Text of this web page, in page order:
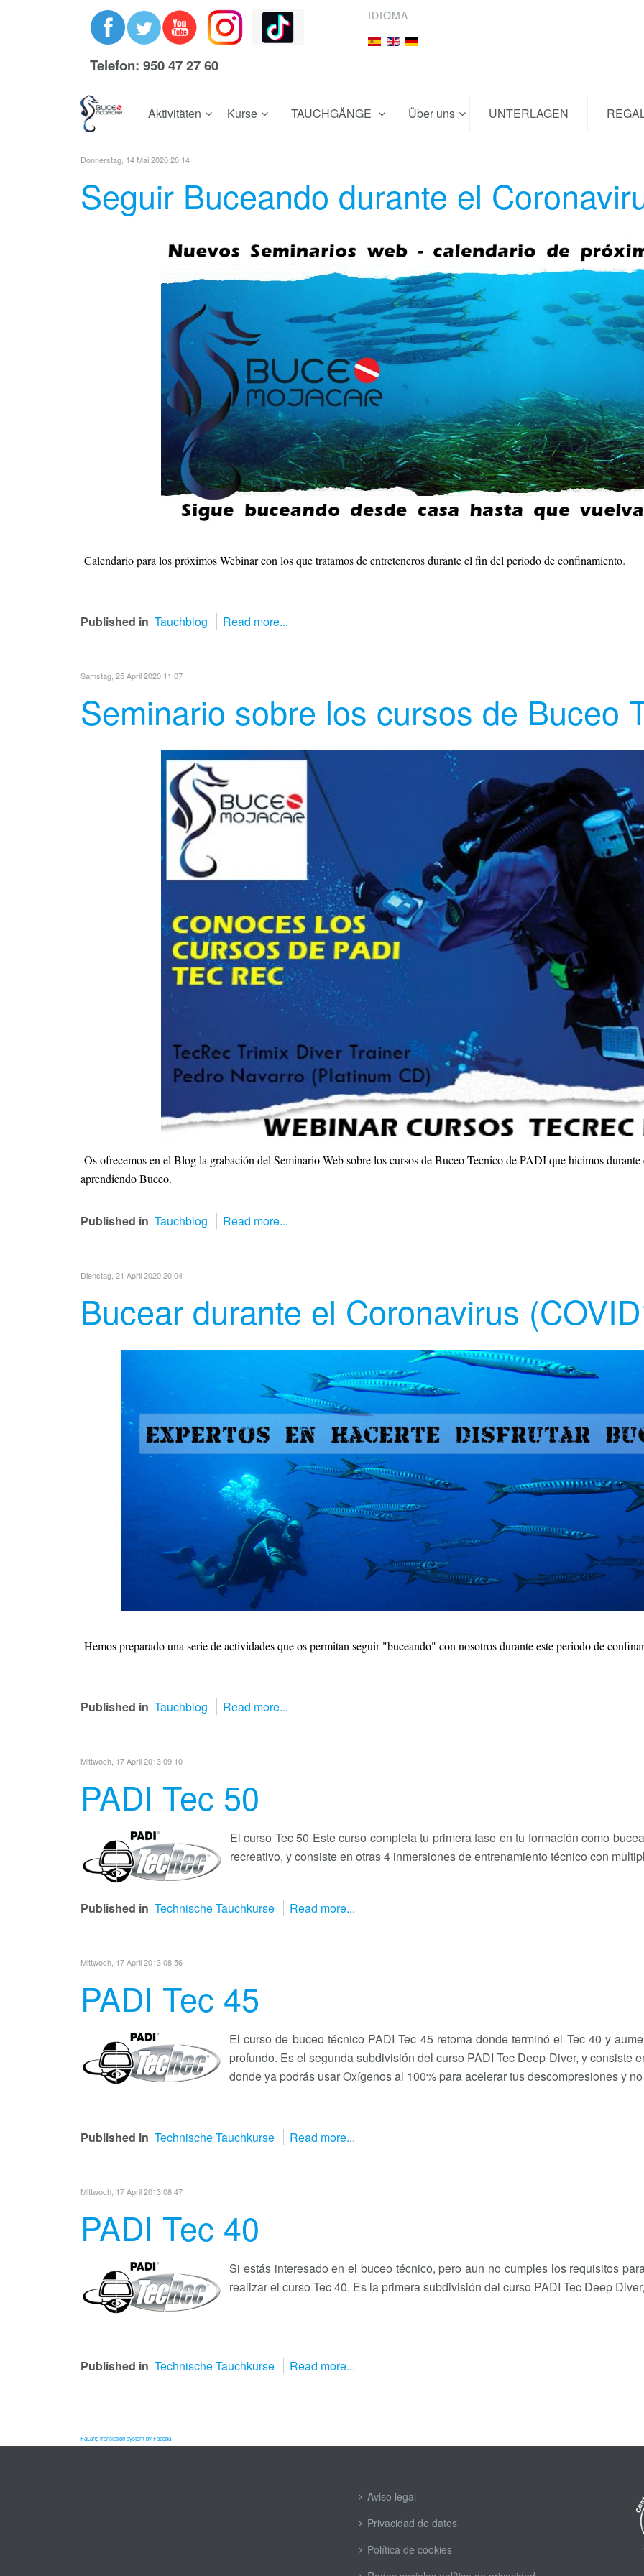
Telefon: 950 47 27 60
IDIOMA
Aktivitäten Kurse TAUCHGÄNGE Über uns UNTERLAGEN
Donnerstag, 14 Mai 2020 20:14
Seguir Buceando durante el
Calendario para los próximos Webinar con los que tratamos de entreteneros durante el fin del periodo de confinamiento.
Published in Tauchblog Read more...
Samstag, 25 April 2020 11:07
Seminario sobre los cursos de Buceo
Os ofrecemos en el Blog la grabación del Seminario Web sobre los cursos de Buceo Tecnico de PADI que hicimos
aprendiendo Buceo.
Published in Tauchblog Read more...
Dienstag, 21 April 2020 20:04
Bucear durante el Coronavirus
Hemos preparado una serie de actividades que os permitan seguir "buceando" con nosotros durante este periodo de
Published in Tauchblog Read more...
Mittwoch, 17 April 2013 09:10
PADI Tec 50
El curso Tec 50 Este curso completa tu primera fase en tu formación como
recreativo, y consiste en otras 4 inmersiones de entrenamiento técnico con
Published in Technische Tauchkurse Read more...
Mittwoch, 17 April 2013 08:56
PADI Tec 45
El curso de buceo técnico PADI Tec 45 retoma donde terminó el Tec 40 y
profundo. Es el segunda subdivisión del curso PADI Tec Deep Diver, y consiste
donde ya podrás usar Oxígenos al 100% para acelerar tus descompresiones y
Published in Technische Tauchkurse Read more...
Mittwoch, 17 April 2013 08:47
PADI Tec 40
Si estás interesado en el buceo técnico, pero aun no cumples los requisitos
realizar el curso Tec 40. Es la primera subdivisión del curso PADI Tec Deep
Published in Technische Tauchkurse Read more...
FaLang translation system by Faboba
Aviso legal
Privacidad de datos
Política de cookies